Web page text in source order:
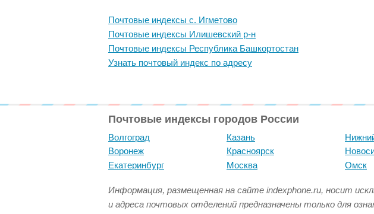
Почтовые индексы с. Игметово
Почтовые индексы Илишевский р-н
Почтовые индексы Республика Башкортостан
Узнать почтовый индекс по адресу
Почтовые индексы городов России
Волгоград
Воронеж
Екатеринбург
Казань
Красноярск
Москва
Омск
Информация, размещенная на сайте indexphone.ru, носит
и адреса почтовых отделений предназначены только для